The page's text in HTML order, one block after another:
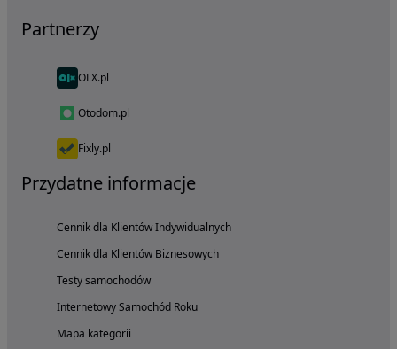
Partnerzy
OLX.pl
Otodom.pl
Fixly.pl
Przydatne informacje
Cennik dla Klientów Indywidualnych
Cennik dla Klientów Biznesowych
Testy samochodów
Internetowy Samochód Roku
Mapa kategorii